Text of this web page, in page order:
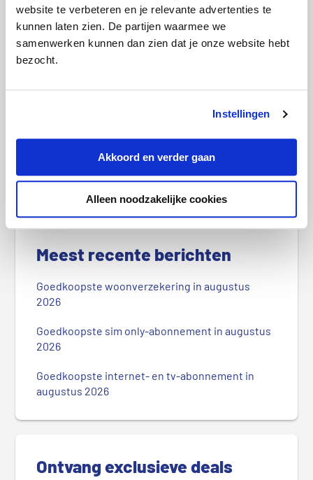
website te verbeteren en je relevante advertenties te
kunnen laten zien. De partijen waarmee we
samenwerken kunnen dan zien dat je onze website hebt
bezocht.
Instellingen
Akkoord en verder gaan
Alleen noodzakelijke cookies
Brand door zonnepanelen: dit moet je
weten
Energieleverancier failliet: wat moet ik
P
e
Meest recente berichten
Goedkoopste woonverzekering in augustus
2026
Goedkoopste sim only-abonnement in augustus
2026
Goedkoopste internet- en tv-abonnement in
augustus 2026
Ontvang exclusieve deals